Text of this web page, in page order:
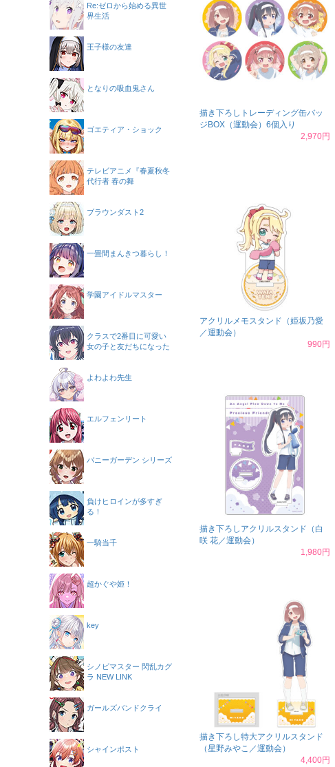
描き下ろしトレーディング缶バッ
ジBOX（運動会）6個入り
2,970円
アクリルメモスタンド（姫坂乃愛
／運動会）
990円
描き下ろしアクリルスタンド（白
咲 花／運動会）
1,980円
描き下ろし特大アクリルスタンド
（星野みやこ／運動会）
4,400円
Re:ゼロから始める異世
界生活
王子様の友達
となりの吸血鬼さん
ゴエティア・ショック
テレビアニメ『春夏秋冬
代行者 春の舞
ブラウンダスト2
一畳間まんきつ暮らし！
学園アイドルマスター
クラスで2番目に可愛い
女の子と友だちになった
よわよわ先生
エルフェンリート
バニーガーデン シリーズ
負けヒロインが多すぎ
る！
一騎当千
超かぐや姫！
key
シノビマスター 閃乱カグ
ラ NEW LINK
ガールズバンドクライ
シャインポスト